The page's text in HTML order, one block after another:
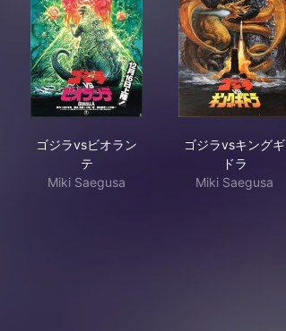
ゴジラvsビオラン
テ
Miki Saegusa
ゴジラvsキングギ
ドラ
Miki Saegusa